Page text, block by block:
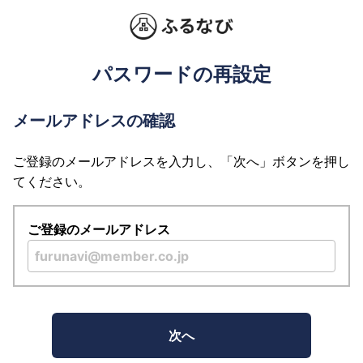
パスワードの再設定
メールアドレスの確認
ご登録のメールアドレスを入力し、「次へ」ボタンを押し
てください。
ご登録のメールアドレス